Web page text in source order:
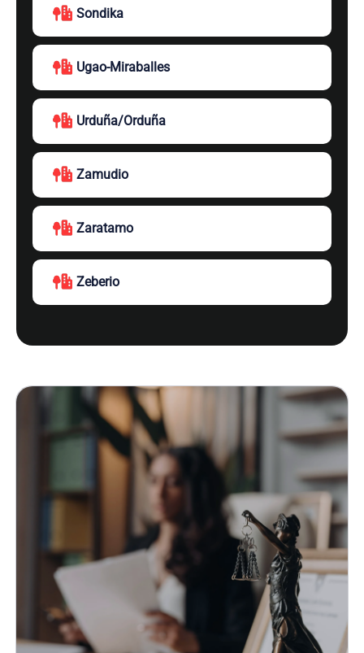
Sondika
Ugao-Miraballes
Urduña/Orduña
Zamudio
Zaratamo
Zeberio